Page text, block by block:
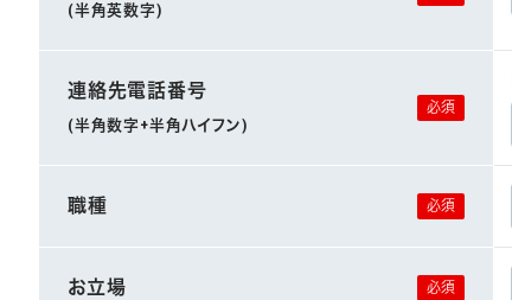
(半角英数字)
連絡先電話番号
(半角数字+半角ハイフン)
職種
お立場